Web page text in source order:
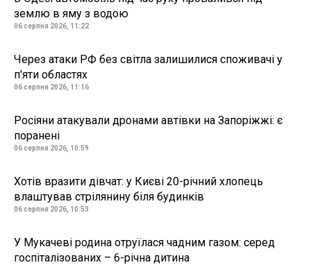
землю в яму з водою
06 серпня 2026, 11:22
Через атаки РФ без світла залишилися споживачі у
п'яти областях
06 серпня 2026, 11:16
Росіяни атакували дронами автівки на Запоріжжі: є
поранені
06 серпня 2026, 10:59
Хотів вразити дівчат: у Києві 20-річний хлопець
влаштував стрілянину біля будинків
06 серпня 2026, 10:53
У Мукачеві родина отруїлася чадним газом: серед
госпіталізованих – 6-річна дитина